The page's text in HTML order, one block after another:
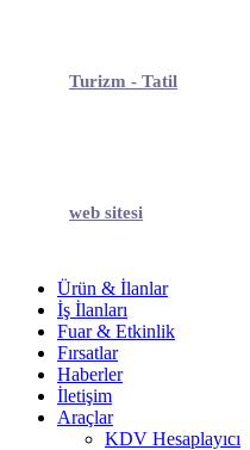
Turizm - Tatil
web sitesi
Ürün & İlanlar
İş İlanları
Fuar & Etkinlik
Fırsatlar
Haberler
İletişim
Araçlar
KDV Hesaplayıcı